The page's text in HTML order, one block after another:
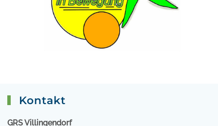
Kontakt
GRS Villingendorf